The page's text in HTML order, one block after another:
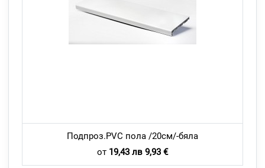
Подпроз.PVC пола /20см/-бяла
от 19,43 лв 9,93 €